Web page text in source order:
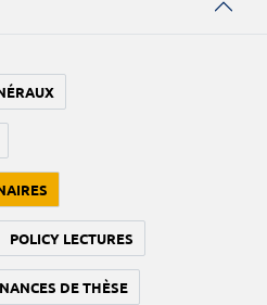
POLICY LECTURES
DE THÈSE